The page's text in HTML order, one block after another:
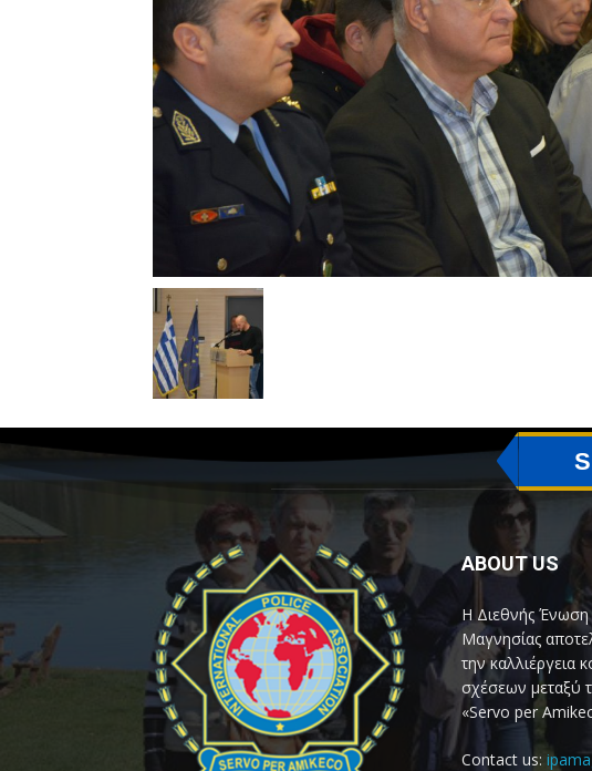
ABOUT US
Η Διεθνής Ένωση
Μαγνησίας
την καλλιέργεια
σχέσεων μεταξύ
«Servo per
Contact us: